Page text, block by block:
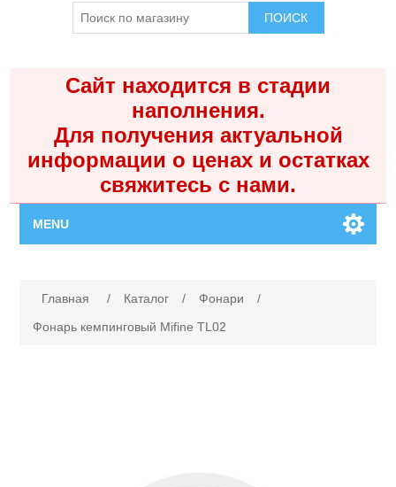
ПОИСК
Сайт находится в стадии
наполнения.
Для получения актуальной
информации о ценах и остатках
свяжитесь с нами.
MENU
Каталог
Главная / Каталог / Фонари
/
Фонарь кемпинговый Mifine TL02